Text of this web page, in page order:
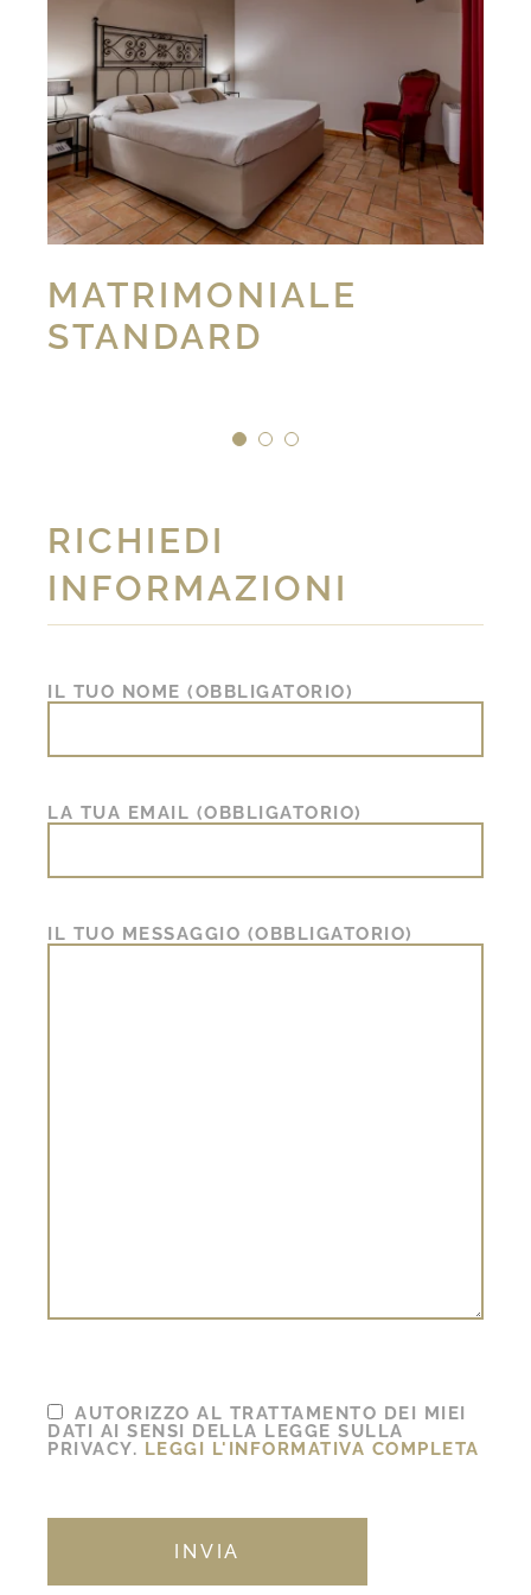
MATRIMONIALE
STANDARD
1 2 3
RICHIEDI
INFORMAZIONI
IL TUO NOME (OBBLIGATORIO)
LA TUA EMAIL (OBBLIGATORIO)
IL TUO MESSAGGIO (OBBLIGATORIO)
AUTORIZZO AL TRATTAMENTO DEI MIEI
DATI AI SENSI DELLA LEGGE SULLA
PRIVACY. LEGGI L'INFORMATIVA COMPLETA